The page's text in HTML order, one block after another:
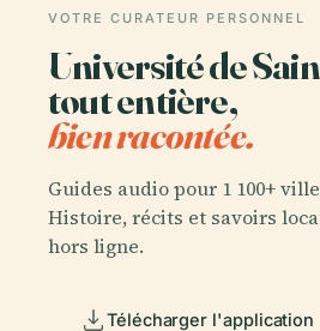
VOTRE CURATEUR PERSONNEL
Université de
tout entière,
bien racontée.
Guides audio pour 1 100+
Histoire, récits et savoirs
hors ligne.
Télécharger l'application